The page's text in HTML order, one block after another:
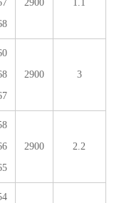
2900 1.1
2900 3
2900 2.2